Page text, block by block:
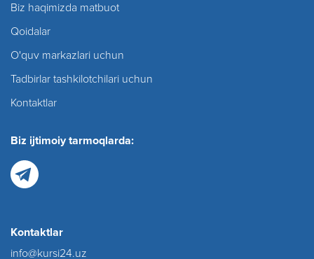
Biz haqimizda matbuot
Qoidalar
O'quv markazlari uchun
Tadbirlar tashkilotchilari uchun
Kontaktlar
Biz ijtimoiy tarmoqlarda:
Kontaktlar
info@kursi24.uz